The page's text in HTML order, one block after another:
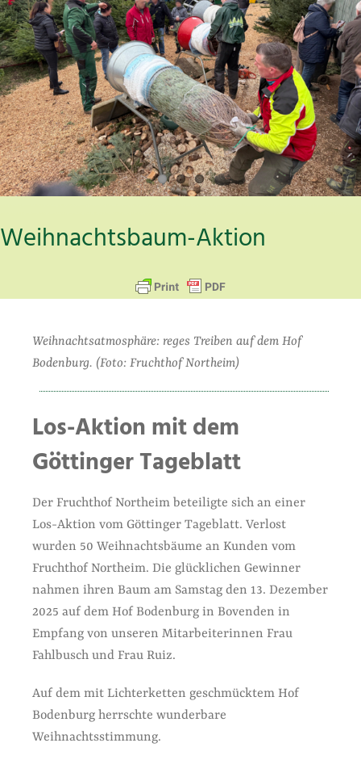
Weihnachtsbaum-Aktion
Weihnachtsatmosphäre: reges Treiben auf dem Hof
Bodenburg. (Foto: Fruchthof Northeim)
Los-Aktion mit dem
Göttinger Tageblatt
Der Fruchthof Northeim beteiligte sich an einer
Los-Aktion vom Göttinger Tageblatt. Verlost
wurden 50 Weihnachtsbäume an Kunden vom
Fruchthof Northeim. Die glücklichen Gewinner
nahmen ihren Baum am Samstag den 13. Dezember
2025 auf dem Hof Bodenburg in Bovenden in
Empfang von unseren Mitarbeiterinnen Frau
Fahlbusch und Frau Ruiz.
Auf dem mit Lichterketten geschmücktem Hof
Bodenburg herrschte wunderbare
Weihnachtsstimmung.